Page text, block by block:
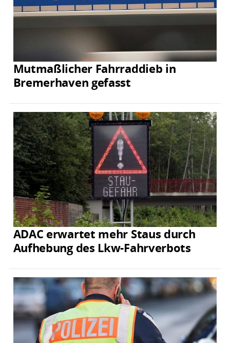
Mutmaßlicher Fahrraddieb in
Bremerhaven gefasst
ADAC erwartet mehr Staus durch
Aufhebung des Lkw-Fahrverbots